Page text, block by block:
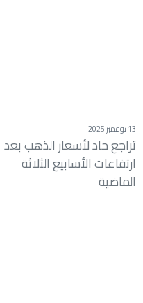
13 نوفمبر 2025
تراجع حاد لأسعار الذهب بعد
ارتفاعات الأسابيع الثلاثة
الماضية